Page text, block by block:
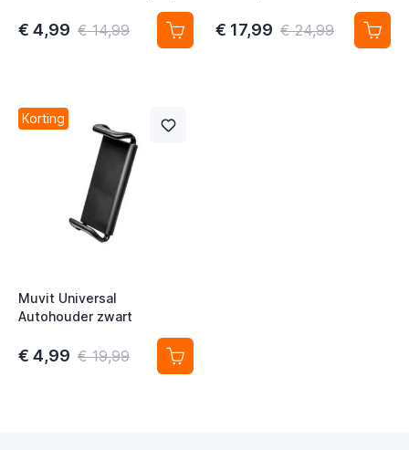
€ 4,99 € 14,99
Glass 0.33mm iPhone 6 / 7
/ 8 / SE 2022
€ 17,99 € 24,99
Korting
Muvit Universal
Autohouder zwart
€ 4,99 € 19,99